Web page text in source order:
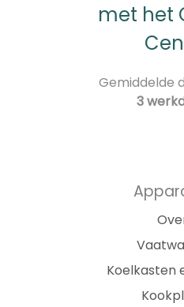
met het
Gemiddelde
3
Koelkasten